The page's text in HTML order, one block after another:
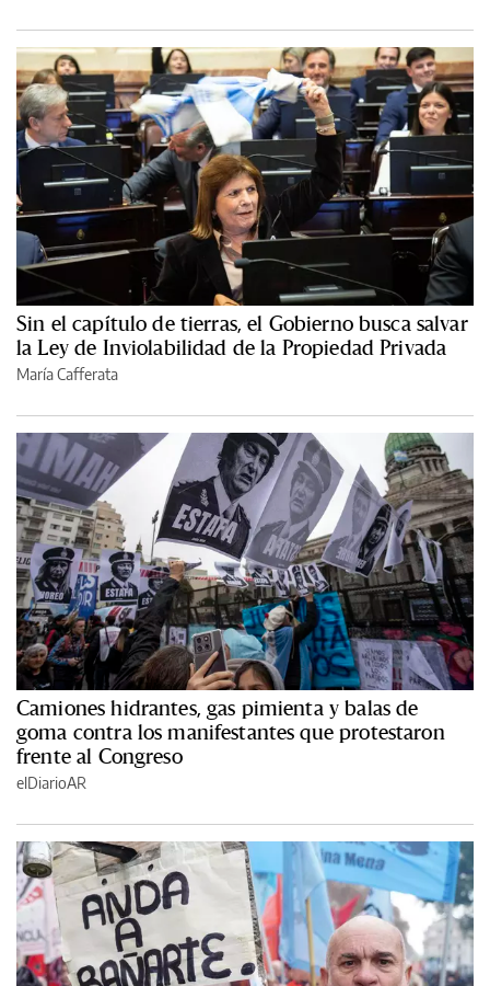
Sin el capítulo de tierras, el Gobierno busca salvar
la Ley de Inviolabilidad de la Propiedad Privada
María Cafferata
Camiones hidrantes, gas pimienta y balas de
goma contra los manifestantes que protestaron
frente al Congreso
elDiarioAR